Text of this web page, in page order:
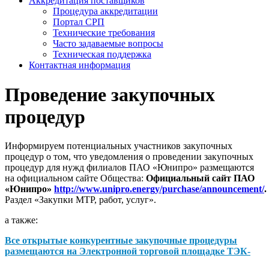
Процедура аккредитации
Портал СРП
Технические требования
Часто задаваемые вопросы
Техническая поддержка
Контактная информация
Проведение закупочных
процедур
Информируем потенциальных участников закупочных
процедур о том, что уведомления о проведении закупочных
процедур для нужд филиалов ПАО «Юнипро» размещаются
на официальном сайте Общества: Официальный сайт ПАО
«Юнипро» http://www.unipro.energy/purchase/announcement/.
Раздел «Закупки МТР, работ, услуг».
а также:
Все открытые конкурентные закупочные процедуры
размещаются на Электронной торговой площадке ТЭК-